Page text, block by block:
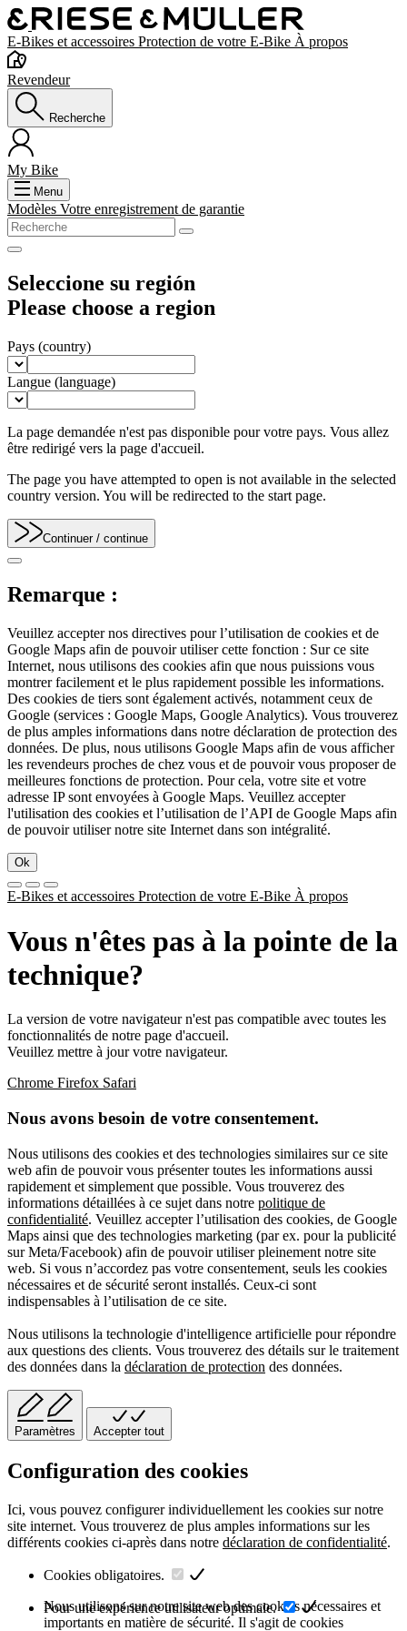
E-Bikes et accessoires Protection de votre E-Bike À propos
Revendeur
Recherche
My Bike
Menu
Modèles Votre enregistrement de garantie
Seleccione su región
Please choose a region
Pays (country)
Langue (language)
La page demandée n'est pas disponible pour votre pays. Vous allez
être redirigé vers la page d'accueil.
The page you have attempted to open is not available in the selected
country version. You will be redirected to the start page.
Continuer / continue
Remarque :
Veuillez accepter nos directives pour l’utilisation de cookies et de
Google Maps afin de pouvoir utiliser cette fonction : Sur ce site
Internet, nous utilisons des cookies afin que nous puissions vous
montrer facilement et le plus rapidement possible les informations.
Des cookies de tiers sont également activés, notamment ceux de
Google (services : Google Maps, Google Analytics). Vous trouverez
de plus amples informations dans notre déclaration de protection des
données. De plus, nous utilisons Google Maps afin de vous afficher
les revendeurs proches de chez vous et de pouvoir vous proposer de
meilleures fonctions de protection. Pour cela, votre site et votre
adresse IP sont envoyées à Google Maps. Veuillez accepter
l'utilisation des cookies et l’utilisation de l’API de Google Maps afin
de pouvoir utiliser notre site Internet dans son intégralité.
Ok
E-Bikes et accessoires Protection de votre E-Bike À propos
Vous n'êtes pas à la pointe de la
technique?
La version de votre navigateur n'est pas compatible avec toutes les
fonctionnalités de notre page d'accueil.
Veuillez mettre à jour votre navigateur.
Chrome Firefox Safari
Nous avons besoin de votre consentement.
Nous utilisons des cookies et des technologies similaires sur ce site
web afin de pouvoir vous présenter toutes les informations aussi
rapidement et simplement que possible. Vous trouverez des
informations détaillées à ce sujet dans notre politique de
confidentialité. Veuillez accepter l’utilisation des cookies, de Google
Maps ainsi que des technologies marketing (par ex. pour la publicité
sur Meta/Facebook) afin de pouvoir utiliser pleinement notre site
web. Si vous n’accordez pas votre consentement, seuls les cookies
nécessaires et de sécurité seront installés. Ceux-ci sont
indispensables à l’utilisation de ce site.
Nous utilisons la technologie d'intelligence artificielle pour répondre
aux questions des clients. Vous trouverez des détails sur le traitement
des données dans la déclaration de protection des données.
Paramètres Accepter tout
Configuration des cookies
Ici, vous pouvez configurer individuellement les cookies sur notre
site internet. Vous trouverez de plus amples informations sur les
différents cookies ci-après dans notre déclaration de confidentialité.
Cookies obligatoires.
Nous utilisons sur notre site web des cookies nécessaires et
importants en matière de sécurité. Il s'agit de cookies
Pour une expérience utilisateur optimale.